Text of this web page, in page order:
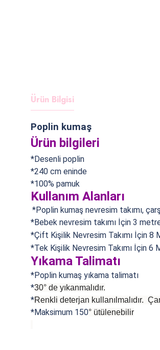
Ürün Bilgisi
Poplin kumaş
Ürün bilgileri
*Desenli poplin
*240 cm eninde
*100% pamuk
Kullanım Alanları
*Poplin kumaş nevresim takımı,
*Bebek nevresim takımı İçin 3
*Çift Kişilik Nevresim Takımı İçin 8
*Tek Kişilik Nevresim Takımı İçin 6
Yıkama Talimatı
*Poplin kumaş yıkama talimatı
*30° de yıkanmalıdır.
*Renkli deterjan kullanılmalıdır.
*Maksimum 150° ütülenebilir